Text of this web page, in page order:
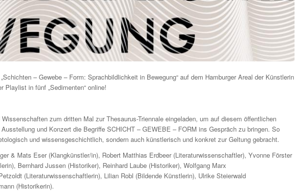
– Gewebe – Form: Sprachbildlichkeit in Bewegung“ auf dem Hamburger Areal der Künstlerin
Playlist in fünf „Sedimenten“ online!
zum dritten Mal zur Thesaurus-Triennale eingeladen, um auf diesem öffentlichen
und Konzert die Begriffe SCHICHT – GEWEBE – FORM ins Gespräch zu bringen. So
und wissensgeschichtlich, sondern auch künstlerisch und konkret zur Geltung gebracht.
& Mats Eser (Klangkünstler/in), Robert Matthias Erdbeer (Literaturwissenschaftler), Yvonne Förster
Bernhard Jussen (Historiker), Reinhard Laube (Historiker), Wolfgang Marx
(Literaturwissenschaftlerin), Lilian Robl (Bildende Künstlerin), Ulrike Steierwald
(Historikerin).